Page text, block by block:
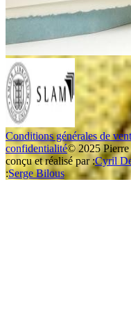
Conditions générales de
confidentialité© 2025
conçu et réalisé par :Cyril
:Serge Bilous